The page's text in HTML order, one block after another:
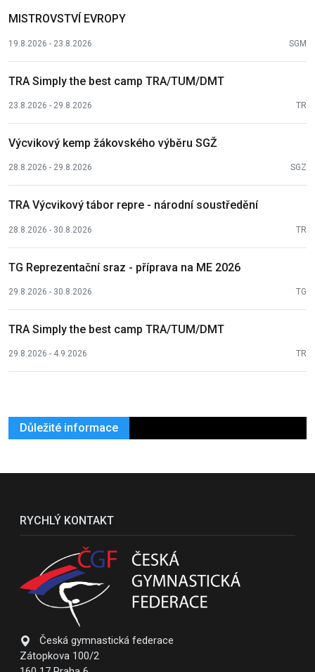
MISTROVSTVÍ EVROPY
19.8.2026 - 23.8.2026 SGM
TRA Simply the best camp TRA/TUM/DMT
23.8.2026 - 29.8.2026 TR
Výcvikový kemp žákovského výběru SGŽ
28.8.2026 - 29.8.2026 SGZ
TRA Výcvikový tábor repre - národní soustředění
28.8.2026 - 30.8.2026 TR
TG Reprezentační sraz - příprava na ME 2026
29.8.2026 - 30.8.2026 TG
TRA Simply the best camp TRA/TUM/DMT
29.8.2026 - 4.9.2026 TR
Důležité informace
RYCHLÝ KONTAKT
Česká gymnastická federace
Zátopkova 100/2